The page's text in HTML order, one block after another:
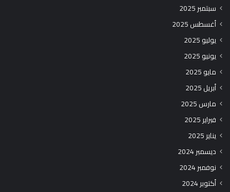
سبتمبر 2025
أغسطس 2025
يوليو 2025
يونيو 2025
مايو 2025
أبريل 2025
مارس 2025
فبراير 2025
يناير 2025
ديسمبر 2024
نوفمبر 2024
أكتوبر 2024